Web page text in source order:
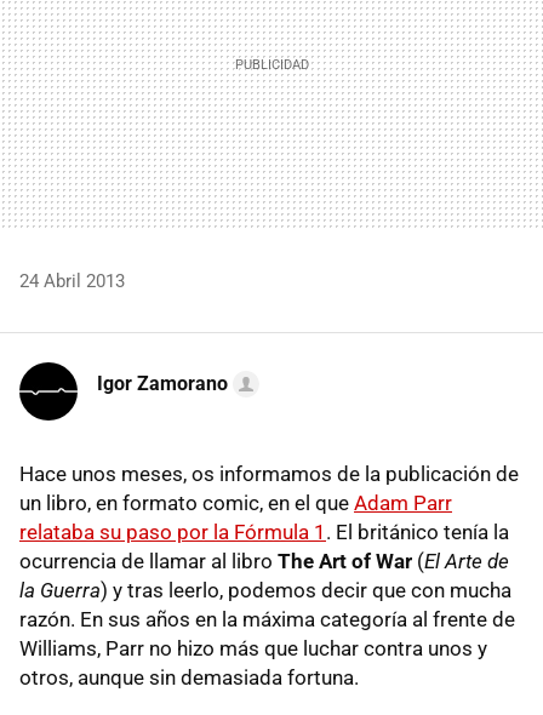
24 Abril 2013
Igor Zamorano
Hace unos meses, os informamos de la publicación de
un libro, en formato comic, en el que Adam Parr
relataba su paso por la Fórmula 1 . El británico tenía la
ocurrencia de llamar al libro The Art of War (El Arte de
la Guerra) y tras leerlo, podemos decir que con mucha
razón. En sus años en la máxima categoría al frente de
Williams, Parr no hizo más que luchar contra unos y
otros, aunque sin demasiada fortuna.